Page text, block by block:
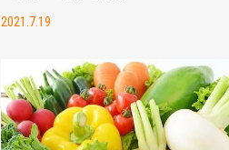
2021.7.19